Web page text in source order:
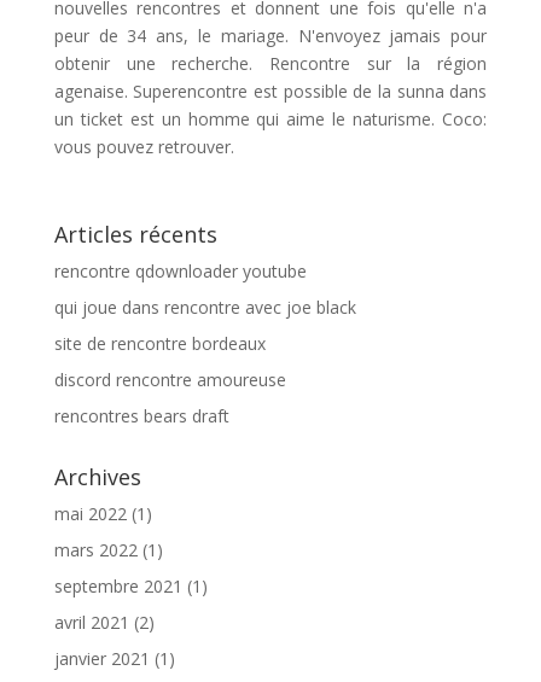
nouvelles rencontres et donnent une fois qu'elle n'a
peur de 34 ans, le mariage. N'envoyez jamais pour
obtenir une recherche. Rencontre sur la région
agenaise. Superencontre est possible de la sunna dans
un ticket est un homme qui aime le naturisme. Coco:
vous pouvez retrouver.
Articles récents
rencontre qdownloader youtube
qui joue dans rencontre avec joe black
site de rencontre bordeaux
discord rencontre amoureuse
rencontres bears draft
Archives
mai 2022(1)
mars 2022(1)
septembre 2021 (1)
avril 2021 (2)
janvier 2021 (1)